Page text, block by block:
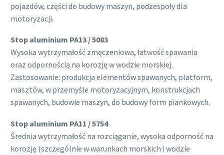
pojazdów, części do budowy maszyn, podzespoły dla
motoryzacji.
Stop aluminium PA13 / 5083
Wysoka wytrzymałość zmęczeniowa, łatwość spawania
oraz odpornością na korozję w wodzie morskiej.
Zastosowanie: produkcja elementów spawanych, platform,
masztów, w przemyśle motoryzacyjnym, konstrukcjach
spawanych, budowie maszyn, do budowy form piankowych.
Stop aluminium PA11 / 5754
Średnia wytrzymałość na rozciąganie, wysoka odporność na
korozję (szczególnie w warunkach morskich i wodzie